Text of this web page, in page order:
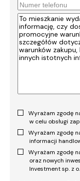
Wyrażam zgodę
w celu obsługi
Wyrażam zgodę
informacji
Wyrażam zgodę
oraz nowych
Investment sp. z